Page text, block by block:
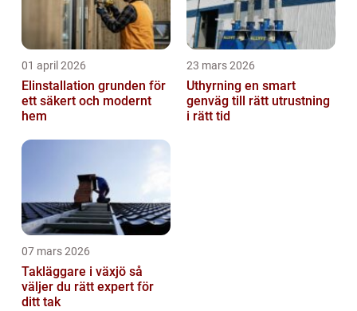
01 april 2026
Elinstallation grunden för
ett säkert och modernt
hem
23 mars 2026
Uthyrning en smart
genväg till rätt utrustning
i rätt tid
07 mars 2026
Takläggare i växjö så
väljer du rätt expert för
ditt tak